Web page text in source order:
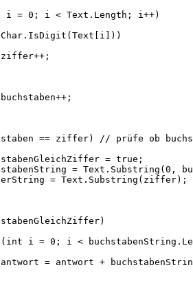
i = 0; i < Text.Length; i++)
== ziffer) // prüfe ob
= true;
= Text.Substring(0,
= Text.Substring(ziffer);
i = 0; i <
= antwort +